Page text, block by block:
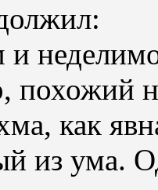
и
похожий
как
из ума.